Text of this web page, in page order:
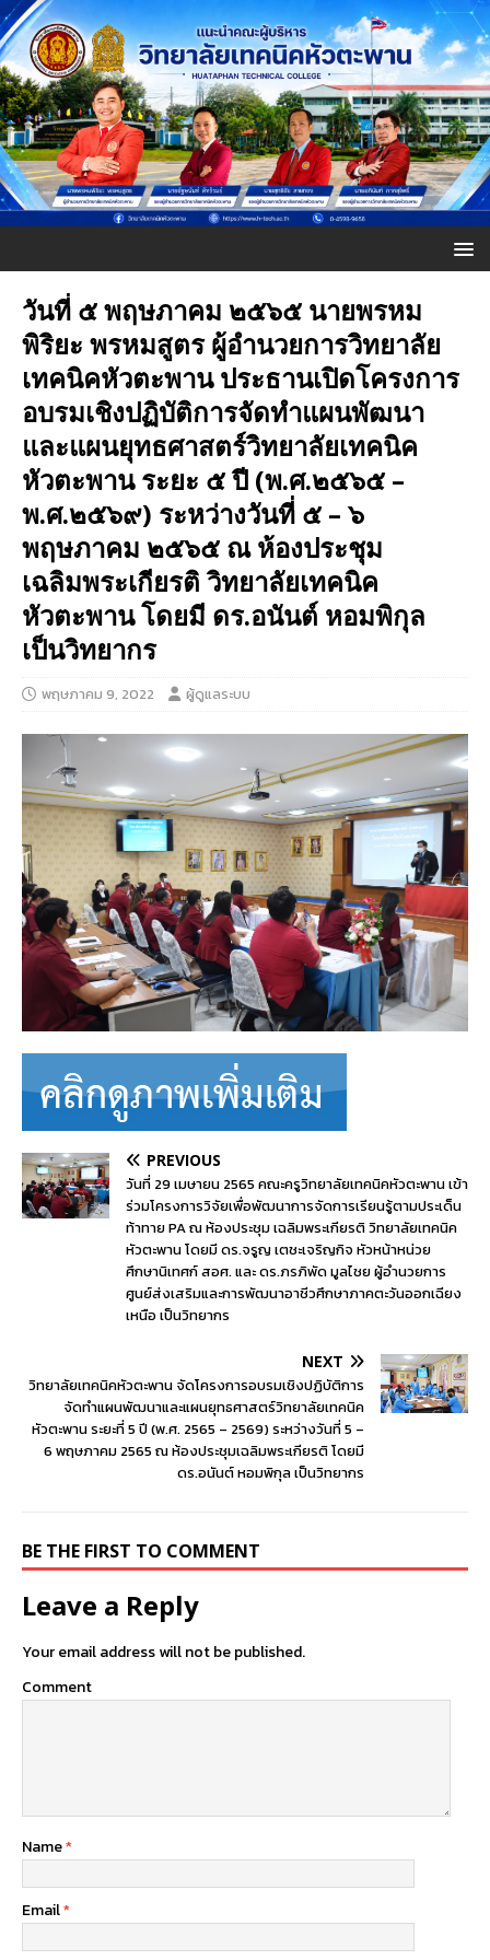
วันที่ ๕ พฤษภาคม ๒๕๖๕ นายพรหม
พิริยะ พรหมสูตร ผู้อำนวยการวิทยาลัย
เทคนิคหัวตะพาน ประธานเปิดโครงการ
อบรมเชิงปฏิบัติการจัดทำแผนพัฒนา
และแผนยุทธศาสตร์วิทยาลัยเทคนิค
หัวตะพาน ระยะ ๕ ปี (พ.ศ.๒๕๖๕ –
พ.ศ.๒๕๖๙) ระหว่างวันที่ ๕ – ๖
พฤษภาคม ๒๕๖๕ ณ ห้องประชุม
เฉลิมพระเกียรติ วิทยาลัยเทคนิค
หัวตะพาน โดยมี ดร.อนันต์ หอมพิกุล
เป็นวิทยากร
พฤษภาคม 9, 2022 ผู้ดูแลระบบ
PREVIOUS
วันที่ 29 เมษายน 2565 คณะครูวิทยาลัยเทคนิคหัวตะพาน เข้า
ร่วมโครงการวิจัยเพื่อพัฒนาการจัดการเรียนรู้ตามประเด็น
ท้าทาย PA ณ ห้องประชุม เฉลิมพระเกียรติ วิทยาลัยเทคนิค
หัวตะพาน โดยมี ดร.จรูญ เตชะเจริญกิจ หัวหน้าหน่วย
ศึกษานิเทศก์ สอศ. และ ดร.ภรภิพัด มูลไชย ผู้อำนวยการ
ศูนย์ส่งเสริมและการพัฒนาอาชีวศึกษาภาคตะวันออกเฉียง
เหนือ เป็นวิทยากร
NEXT
วิทยาลัยเทคนิคหัวตะพาน จัดโครงการอบรมเชิงปฏิบัติการ
จัดทำแผนพัฒนาและแผนยุทธศาสตร์วิทยาลัยเทคนิค
หัวตะพาน ระยะที่ 5 ปี (พ.ศ. 2565 – 2569) ระหว่างวันที่ 5 –
6 พฤษภาคม 2565 ณ ห้องประชุมเฉลิมพระเกียรติ โดยมี
ดร.อนันต์ หอมพิกุล เป็นวิทยากร
BE THE FIRST TO COMMENT
Leave a Reply
Your email address will not be published.
Comment
Name*
Email*